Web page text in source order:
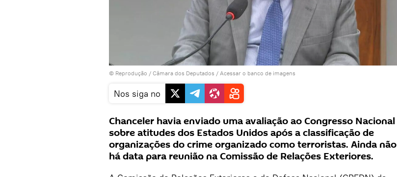
© Reprodução / Câmara dos Deputados / Acessar o banco de imagens
Nos siga no
Chanceler havia enviado uma avaliação ao Congresso Nacional
sobre atitudes dos Estados Unidos após a classificação de
organizações do crime organizado como terroristas. Ainda não
há data para reunião na Comissão de Relações Exteriores.